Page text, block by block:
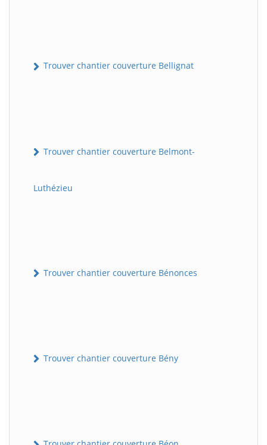
Trouver chantier couverture Bellignat
Trouver chantier couverture Belmont-
Luthézieu
Trouver chantier couverture Bénonces
Trouver chantier couverture Bény